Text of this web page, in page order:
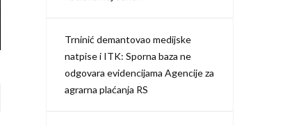
Trninić demantovao medijske
natpise i ITK: Sporna baza ne
odgovara evidencijama Agencije za
agrarna plaćanja RS